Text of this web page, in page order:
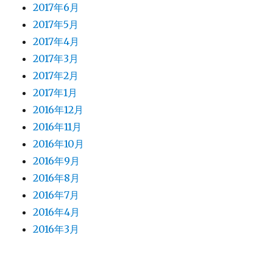
2017年6月
2017年5月
2017年4月
2017年3月
2017年2月
2017年1月
2016年12月
2016年11月
2016年10月
2016年9月
2016年8月
2016年7月
2016年4月
2016年3月